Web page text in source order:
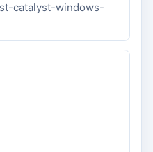
catalyst-windows-